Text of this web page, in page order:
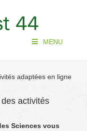
MENU
adaptées en ligne
activités
Sciences vous